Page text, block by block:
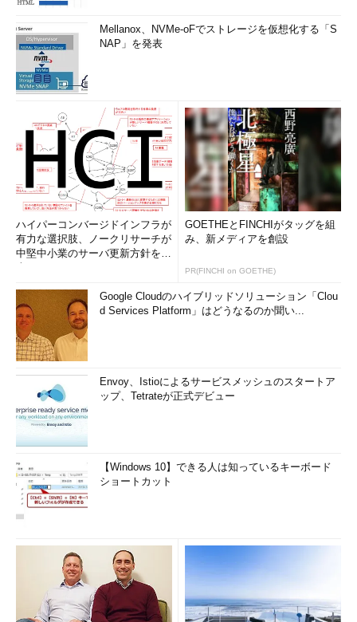
Mellanox、NVMe-oFでストレージを仮想化する「S
NAP」を発表
ハイパーコンバージドインフラが
有力な選択肢、ノークリサーチが
中堅中小業のサーバ更新方針を調
GOETHEとFINCHIがタッグを組
み、新メディアを創設
PR(FINCHI on GOETHE)
Google Cloudのハイブリッドソリューション「Clou
d Services Platform」はどうなるのか聞い...
Envoy、Istioによるサービスメッシュのスタートア
ップ、Tetrateが正式デビュー
【Windows 10】できる人は知っているキーボード
ショートカット